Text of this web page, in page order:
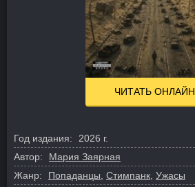
ЧИТАТЬ ОНЛАЙН
Год издания:
2026 г.
Автор:
Мария Заярная
Жанр:
Попаданцы Стимпанк Ужасы